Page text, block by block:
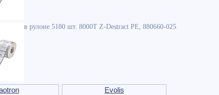
в рулоне 5180 шт. 8000T Z-Destract PE, 880660-025
Evolis